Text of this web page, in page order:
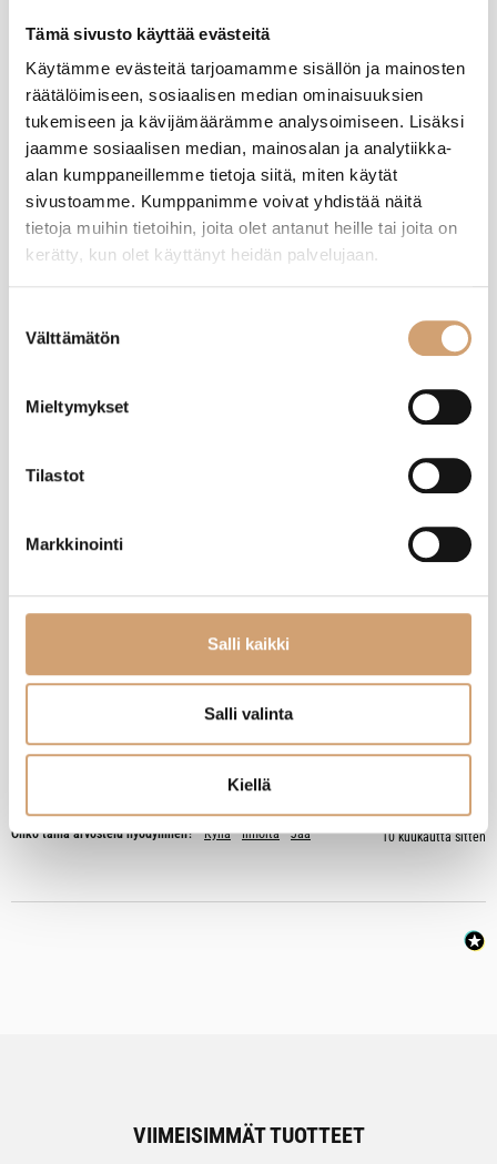
Tämä sivusto käyttää evästeitä
Käytämme evästeitä tarjoamamme sisällön ja mainosten
räätälöimiseen, sosiaalisen median ominaisuuksien
tukemiseen ja kävijämäärämme analysoimiseen. Lisäksi
jaamme sosiaalisen median, mainosalan ja analytiikka-
alan kumppaneillemme tietoja siitä, miten käytät
sivustoamme. Kumppanimme voivat yhdistää näitä
tietoja muihin tietoihin, joita olet antanut heille tai joita on
kerätty, kun olet käyttänyt heidän palvelujaan.
valinta
Välttämätön
Mieltymykset
Tilastot
Markkinointi
Salli kaikki
Salli valinta
Kiellä
MS
Varmistettu ostaja
Marja-Liisa Schiess
Helsinki, FI
ILSA fonduepoltin
Oliko tämä arvostelu hyödyllinen? 9 kuukautta sitten
Helsinki, FI
ILSA fonduepoltin
Oliko tämä arvostelu hyödyllinen? Kyllä Ilmoita Jaa 10 kuukautta sitten
VIIMEISIMMÄT TUOTTEET